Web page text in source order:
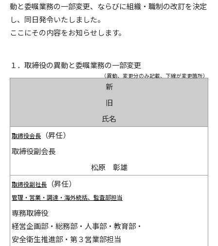
動と委嘱業務の一部変更、ならびに組織・職制の改訂を決定
し、同日発令いたしました。
ここにその内容をお知らせします。
１．取締役の異動と委嘱業務の一部変更
（異動、変更分のみ記載、 下線が変更箇所）
新
旧
氏名
取締役会長
（昇任）
取締役副会長
松原 彰雄
取締役副社長 （昇任）
管理・営業・調達・海外統括、監査部担当
専務取締役
経営企画部・総務部・人事部・教育部・
安全衛生推進部・第３営業部担当